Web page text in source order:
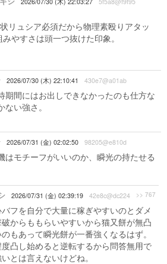
リュシア必須だから物理素殴りアタッ
やすさは頭一つ抜けた印象。
2026/07/30 (木) 22:10:41 430e7@a01ab
期間にはお出しできなかったのも仕方な
い強さ。
2026/07/31 (金) 02:02:50 98205@e810d
はモチーフがいいのか、瞬光の持たせる
2026/07/31 (金) 02:39:19 42e8c@dc224 >> 767
フを自分で大量に稼ぎやすいのとダメ
からももらいやすいから猫又餅が無凸
もあって瞬光餅が一番強くなるはず。
凸し始めると逆転するから問答無用で
とは言えないけどね。